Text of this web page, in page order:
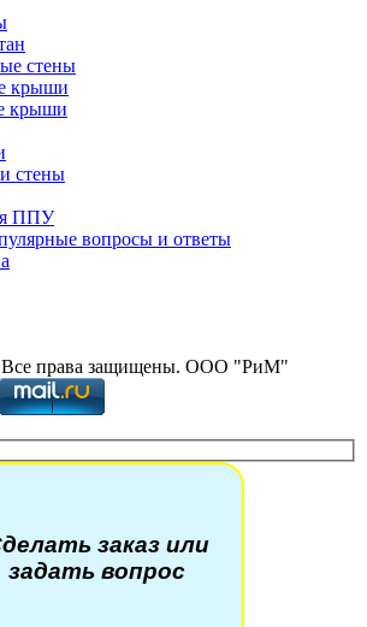
стены
крыши
крыши
стены
ППУ
вопросы и ответы
Все права защищены. ООО "РиМ"
заказ или
задать вопрос